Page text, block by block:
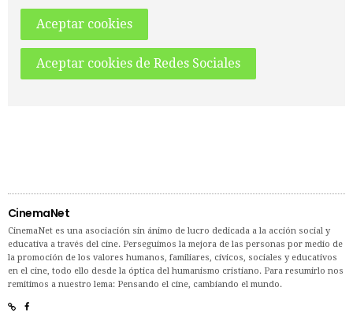
Aceptar cookies
Aceptar cookies de Redes Sociales
CinemaNet
CinemaNet es una asociación sin ánimo de lucro dedicada a la acción social y
educativa a través del cine. Perseguimos la mejora de las personas por medio de
la promoción de los valores humanos, familiares, cívicos, sociales y educativos
en el cine, todo ello desde la óptica del humanismo cristiano. Para resumirlo nos
remitimos a nuestro lema: Pensando el cine, cambiando el mundo.